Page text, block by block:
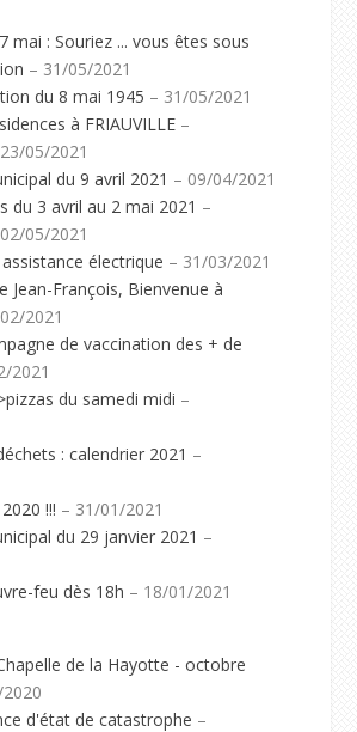
mai : Souriez ... vous êtes sous
– 31/05/2021
du 8 mai 1945 – 31/05/2021
à FRIAUVILLE –
05/2021
du 9 avril 2021 – 09/04/2021
du 3 avril au 2 mai 2021 –
05/2021
électrique – 31/03/2021
Jean-François, Bienvenue à
2021
de vaccination des + de
2021
du samedi midi –
: calendrier 2021 –
!!! – 31/01/2021
du 29 janvier 2021 –
feu dès 18h – 18/01/2021
de la Hayotte - octobre
d'état de catastrophe –